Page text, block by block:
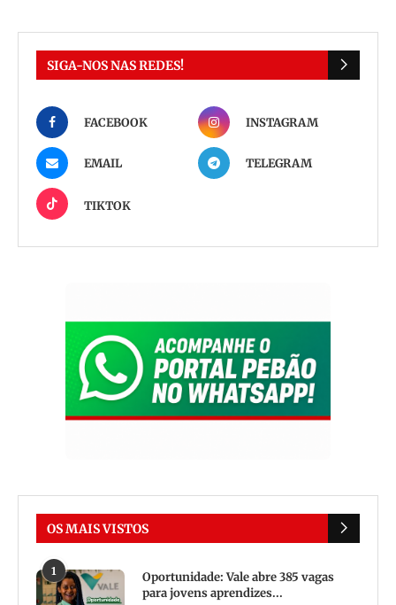
SIGA-NOS NAS REDES!
FACEBOOK INSTAGRAM
EMAIL TELEGRAM
TIKTOK
OS MAIS VISTOS
1
Oportunidade: Vale abre 385 vagas
para jovens aprendizes...